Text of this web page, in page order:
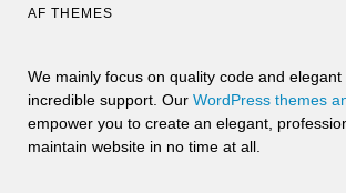
AF THEMES
We mainly focus on quality code and elegant
incredible support. Our WordPress themes
empower you to create an elegant,
maintain website in no time at all.